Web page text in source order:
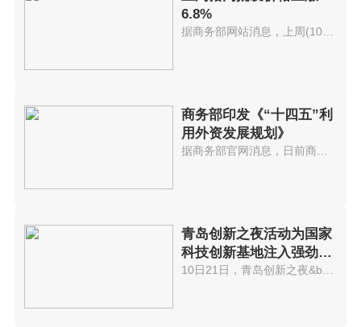
6.8%
商务部印发《“十四五”利
用外资发展规划》
青岛创新之夜活动为国家
科技创新基地注入强劲动
能